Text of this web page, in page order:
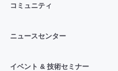
コミュニティ
ニュースセンター
イベント & 技術セミナー